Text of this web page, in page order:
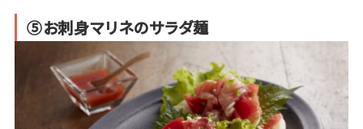
⑤お刺身マリネのサラダ麺